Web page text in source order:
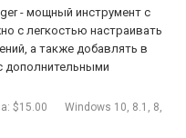
- мощный инструмент с
с легкостью настраивать
а также добавлять в
дополнительными
$15.00
Windows 10, 8.1, 8,